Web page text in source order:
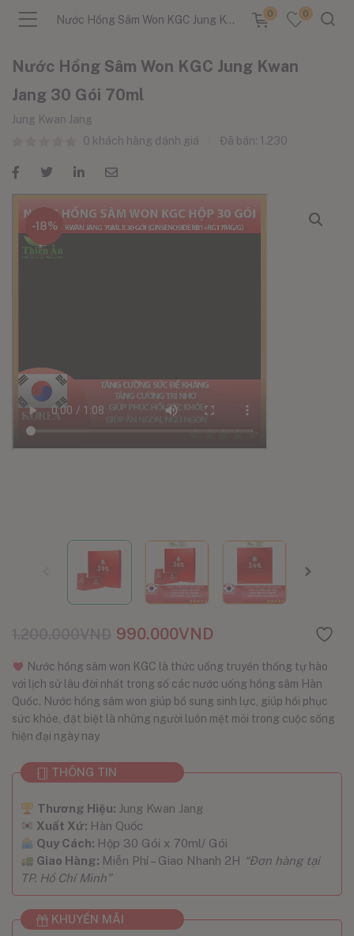
(Sản Phẩm )
(Danh Mục )
(Tin Tức )
Nước Hồng Sâm Won KGC Jung Kwan Jang 30 Gói 70ml
0 0
Nước Hồng Sâm Won KGC Jung Kwan
Jang 30 Gói 70ml
Jung Kwan Jang
0 khách hàng đánh giá Đã bán: 1.230
-18%
990.000VND
Nước hồng sâm won KGC là thức uống truyền thống tự hào
với lịch sử lâu đời nhất trong số các nước uống hồng sâm Hàn
Quốc. Nước hồng sâm won giúp bổ sung sinh lực, giúp hồi phục
sức khỏe, đặt biệt là những người luôn mệt mỏi trong cuộc sống
hiện đại ngày nay
THÔNG TIN
Thương Hiệu: Jung Kwan Jang
Xuất Xứ: Hàn Quốc
Quy Cách: Hộp 30 Gói x 70ml/ Gói
Giao Hàng: Miễn Phí – Giao Nhanh 2H “Đơn hàng tại
TP. Hồ Chí Minh”
KHUYẾN MÃI